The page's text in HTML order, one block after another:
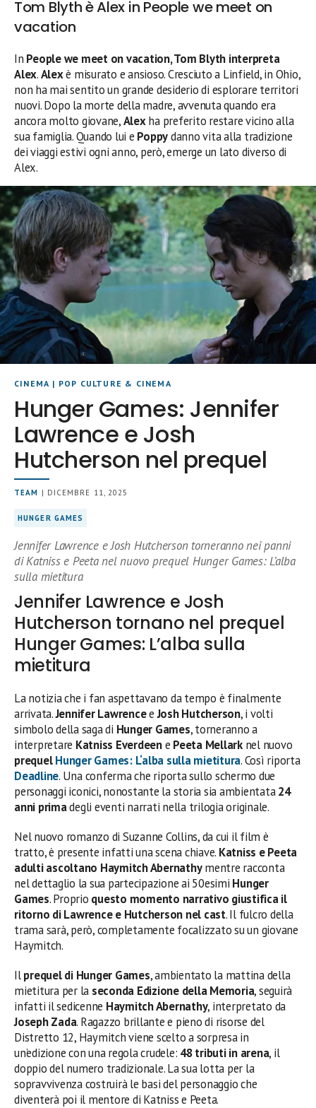
Tom Blyth è Alex in People we meet on
vacation
In People we meet on vacation, Tom Blyth interpreta
Alex.Alexè misurato e ansioso. Cresciuto a Linfield, in Ohio,
non ha mai sentito un grande desiderio di esplorare territori
nuovi. Dopo la morte della madre, avvenuta quando era
ancora molto giovane,Alexha preferito restare vicino alla
sua famiglia. Quando lui e Poppydanno vita alla tradizione
dei viaggi estivi ogni anno, però, emerge un lato diverso di
Alex.
CINEMA | POP CULTURE & CINEMA
Hunger Games: Jennifer
Lawrence e Josh
Hutcherson nel prequel
TEAM | DICEMBRE 11, 2025
HUNGER GAMES
Jennifer Lawrence e Josh Hutcherson torneranno nei panni
di Katniss e Peeta nel nuovo prequel Hunger Games: L’alba
sulla mietitura
Jennifer Lawrence e Josh
Hutcherson tornano nel prequel
Hunger Games: L’alba sulla
mietitura
La notizia che i fan aspettavano da tempo è finalmente
arrivata.Jennifer LawrenceeJosh Hutcherson, i volti
simbolo della saga di Hunger Games, torneranno a
interpretare Katniss Everdeene Peeta Mellarknel nuovo
prequel Hunger Games: L‘alba sulla mietitura. Così riporta
Deadline. Una conferma che riporta sullo schermo due
personaggi iconici, nonostante la storia sia ambientata24
anni primadegli eventi narrati nella trilogia originale.
Nel nuovo romanzo di Suzanne Collins, da cui il film è
tratto, è presente infatti una scena chiave. Katniss e Peeta
adulti ascoltano Haymitch Abernathymentre racconta
nel dettaglio la sua partecipazione ai 50esimi Hunger
Games. Proprio questo momento narrativo giustifica il
ritorno di Lawrence e Hutcherson nel cast. Il fulcro della
trama sarà, però, completamente focalizzato su un giovane
Haymitch.
Ilprequel di Hunger Games, ambientato la mattina della
mietitura per la seconda Edizione della Memoria, seguirà
infatti il sedicenne Haymitch Abernathy, interpretato da
Joseph Zada. Ragazzo brillante e pieno di risorse del
Distretto 12, Haymitch viene scelto a sorpresa in
un’edizione con una regola crudele: 48 tributi in arena, il
doppio del numero tradizionale. La sua lotta per la
sopravvivenza costruirà le basi del personaggio che
diventerà poi il mentore di Katniss e Peeta.